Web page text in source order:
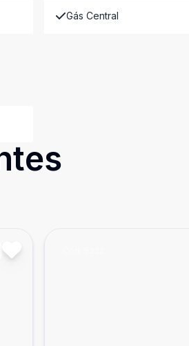
Gás Central